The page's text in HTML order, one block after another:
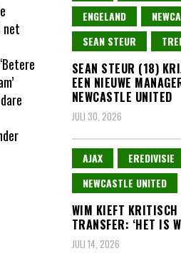
ENGELAND
SEAN STEUR
SEAN STEUR (18)
EEN NIEUWE
NEWCASTLE UNITED
JULI 30, 2026
AJAX
EREDIVISIE
NEWCASTLE UNITED
WIM KIEFT KRITISCH
TRANSFER: ‘HET IS
JULI 14, 2026
net